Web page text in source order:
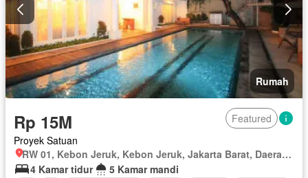
Rumah
Rp 15M
Featured
Proyek Satuan
RW 01, Kebon Jeruk, Kebon Jeruk, Jakarta Barat, Daerah Khusus Ibukota Jakarta
4 Kamar tidur
5 Kamar mandi